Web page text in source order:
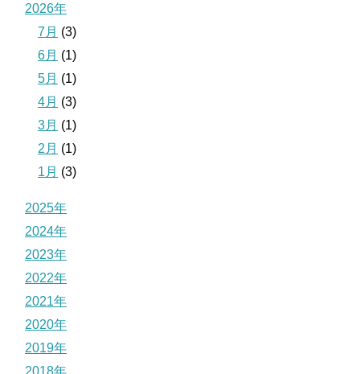
2026年
7月 (3)
6月 (1)
5月 (1)
4月 (3)
3月 (1)
2月 (1)
1月 (3)
2025年
2024年
2023年
2022年
2021年
2020年
2019年
2018年